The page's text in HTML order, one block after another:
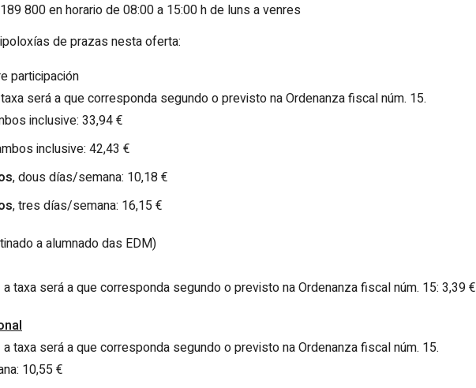
800 en horario de 08:00 a 15:00 h de luns a venres
de prazas nesta oferta:
participación
será a que corresponda segundo o previsto na Ordenanza fiscal núm. 15.
inclusive: 33,94 €
inclusive: 42,43 €
, dous días/semana: 10,18 €
, tres días/semana: 16,15 €
a alumnado das EDM)
taxa será a que corresponda segundo o previsto na Ordenanza fiscal núm. 15: 3,39 €
taxa será a que corresponda segundo o previsto na Ordenanza fiscal núm. 15.
10,55 €